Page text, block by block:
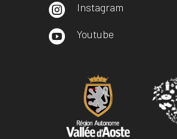
 Instagram
 Youtube